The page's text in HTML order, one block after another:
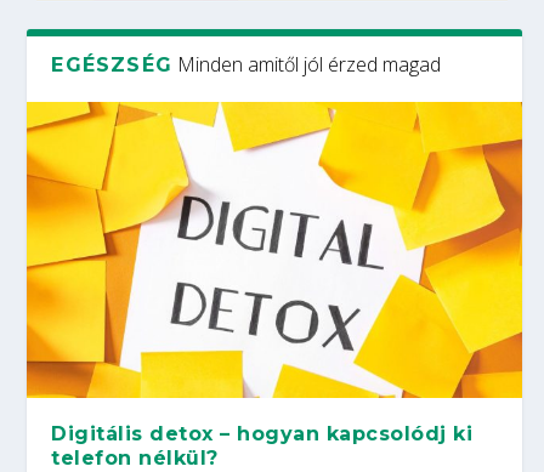
EGÉSZSÉG Minden amitől jól érzed magad
Digitális detox – hogyan kapcsolódj ki
telefon nélkül?